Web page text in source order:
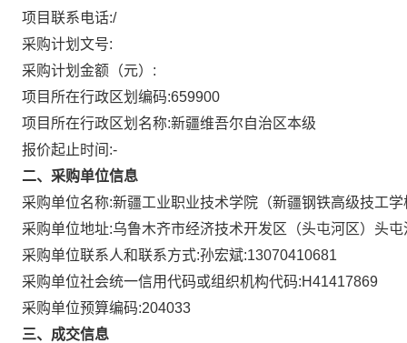
项目联系电话:/
采购计划文号:
采购计划金额（元）:
项目所在行政区划编码:659900
项目所在行政区划名称:新疆维吾尔自治区本级
报价起止时间:-
二、采购单位信息
采购单位名称:新疆工业职业技术学院（新疆钢铁高级技工学
采购单位地址:乌鲁木齐市经济技术开发区（头屯河区）头
采购单位联系人和联系方式:孙宏斌:13070410681
采购单位社会统一信用代码或组织机构代码:H41417869
采购单位预算编码:204033
三、成交信息